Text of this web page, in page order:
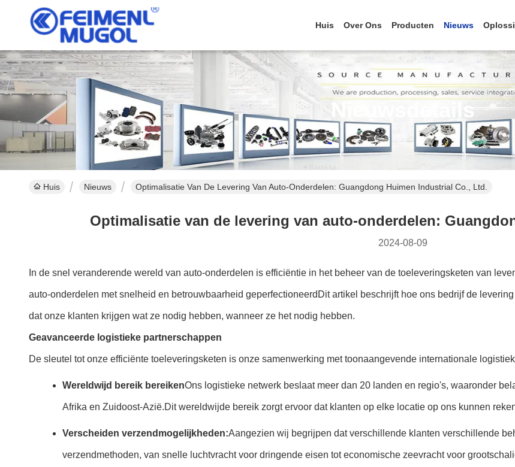
Huis Over Ons Producten Nieuws
Nieuwsdetails
Huis Nieuws Optimalisatie Van De Levering Van Auto-Onderdelen: Guangdong Huimen Industrial Co., Ltd.
Optimalisatie van de levering van auto-onderdelen:
2024-08-09
In de snel veranderende wereld van auto-onderdelen is efficiëntie in het beheer van de toeleveringsketen van
auto-onderdelen met snelheid en betrouwbaarheid geperfectioneerdDit artikel beschrijft hoe ons bedrijf de
dat onze klanten krijgen wat ze nodig hebben, wanneer ze het nodig hebben.
Geavanceerde logistieke partnerschappen
De sleutel tot onze efficiënte toeleveringsketen is onze samenwerking met toonaangevende internationale
Wereldwijd bereik bereikenOns logistieke netwerk beslaat meer dan 20 landen en regio's, waaronder
Afrika en Zuidoost-Azië.Dit wereldwijde bereik zorgt ervoor dat klanten op elke locatie op ons kunnen
Verscheiden verzendmogelijkheden:Aangezien wij begrijpen dat verschillende klanten verschillende
verzendmethoden, van snelle luchtvracht voor dringende eisen tot economische zeevracht voor